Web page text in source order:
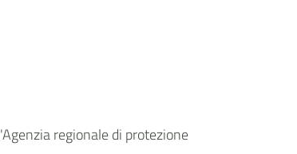
regionale di protezione